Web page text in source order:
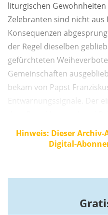
liturgischen
Zelebranten sind nicht aus
Konsequenzen
der Regel dieselben
gefürchteten
Gemeinschaften
bekam von Papst
Entwarnungssignale. Der
betraf nicht die
Kandidaten des
Hinweis: Dieser
Digital-